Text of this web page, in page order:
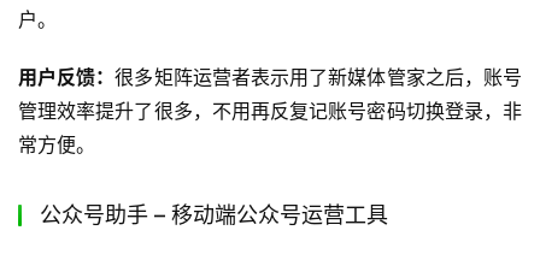
户。
用户反馈：很多矩阵运营者表示用了新媒体管家之后，账号
管理效率提升了很多，不用再反复记账号密码切换登录，非
常方便。
公众号助手 – 移动端公众号运营工具